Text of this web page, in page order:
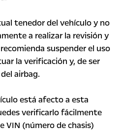
tenedor del vehículo y no
a realizar la revisión y
suspender el uso
la verificación y, de ser
airbag.
está afecto a esta
verificarlo fácilmente
VIN (número de chasis)